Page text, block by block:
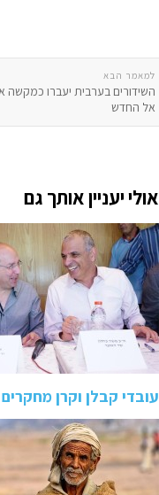
למאמר הבא
השידורים בערבית יעברו כמקשה
אל החדש
אולי יעניין אותך גם
עובדי קבלן וקרן